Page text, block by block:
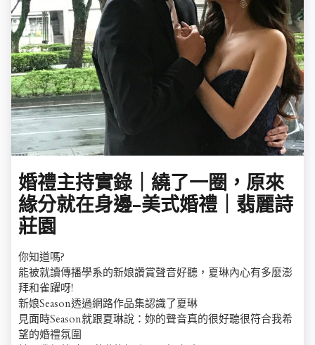
婚禮主持實錄｜繞了一圈，原來
緣分就在身邊-美式婚禮｜翡麗詩
莊園
你知道嗎?
能被就讀傳播學系的新娘讚賞聲音好聽，夏琳內心有多麼澎
拜和雀躍呀!
新娘Season透過網路作品集認識了夏琳
見面時Season就跟夏琳說：妳的聲音真的很好聽很符合我希
望的婚禮氛圍